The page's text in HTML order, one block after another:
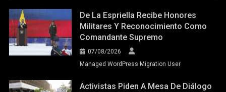
De La Espriella Recibe Honores
Militares Y Reconocimiento Como
Comandante Supremo
07/08/2026
Managed WordPress Migration User
Activistas Piden A Mesa De Diálogo